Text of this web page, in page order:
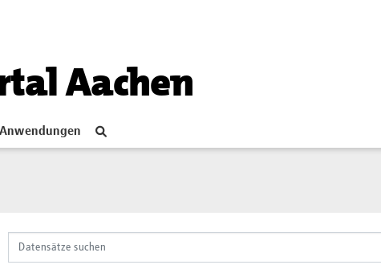
Aachen
Anwendungen